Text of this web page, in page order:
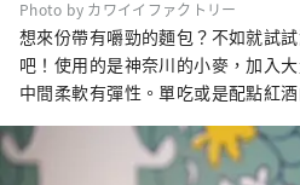
Photo by カワイイファクトリー
想來份帶有嚼勁的麵包？不如就試
吧！使用的是神奈川的小麥，加入
中間柔軟有彈性。單吃或是配點紅